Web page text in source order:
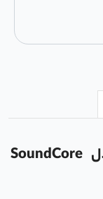
معرفی هدفون بی سیم انکر مدل SoundCore